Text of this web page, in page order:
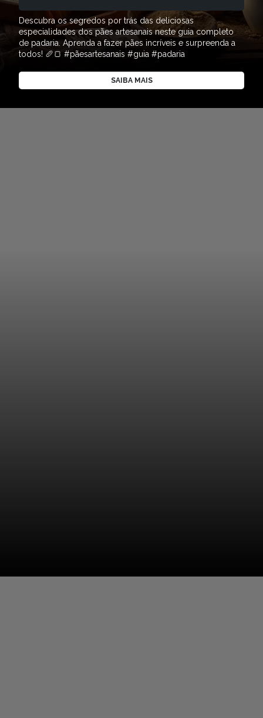
Descubra os segredos por trás das deliciosas
especialidades dos pães artesanais neste guia completo
de padaria. Aprenda a fazer pães incríveis e surpreenda a
todos! 🥖🍞 #pãesartesanais #guia #padaria
SAIBA MAIS